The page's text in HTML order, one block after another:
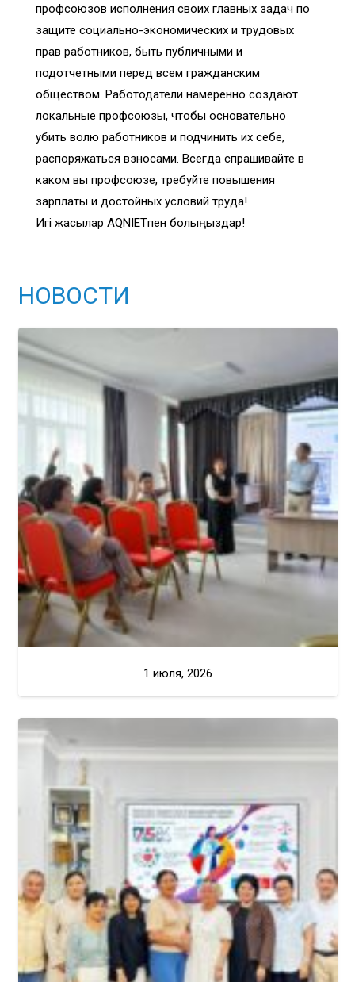
профсоюзов исполнения своих главных задач по
защите социально-экономических и трудовых
прав работников, быть публичными и
подотчетными перед всем гражданским
обществом. Работодатели намеренно создают
локальные профсоюзы, чтобы основательно
убить волю работников и подчинить их себе,
распоряжаться взносами. Всегда спрашивайте в
каком вы профсоюзе, требуйте повышения
зарплаты и достойных условий труда!
Игі жақсылар AQNIETпен болыңыздар!
НОВОСТИ
1 июля, 2026